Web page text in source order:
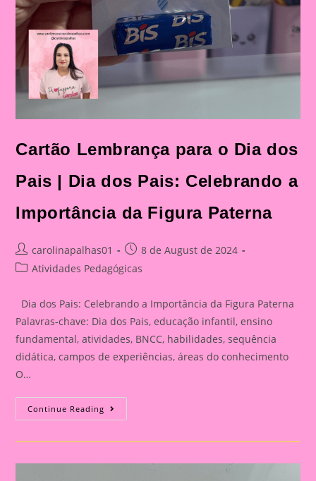
Cartão Lembrança para o Dia dos
Pais | Dia dos Pais: Celebrando a
Importância da Figura Paterna
Post
author:
carolinapalhas01
Post
published:
8 de August de 2024
PostAtividades Pedagógicas
Dia dos Pais: Celebrando a Importância da Figura Paterna
Palavras-chave: Dia dos Pais, educação infantil, ensino
fundamental, atividades, BNCC, habilidades, sequência
didática, campos de experiências, áreas do conhecimento
O…
Continue Reading Cartão
Lembrança
O
Pais